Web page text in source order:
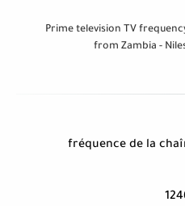
(New 2022) Prime television TV
from Zambia -
fréquence de la